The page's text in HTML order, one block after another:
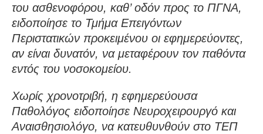
του ασθενοφόρου, καθ’ οδόν προς το ΠΓΝΑ,
ειδοποίησε το Τμήμα Επειγόντων
Περιστατικών προκειμένου οι εφημερεύοντες,
αν είναι δυνατόν, να μεταφέρουν τον παθόντα
εντός του νοσοκομείου.
Χωρίς χρονοτριβή, η εφημερεύουσα
Παθολόγος ειδοποίησε Νευροχειρουργό και
Αναισθησιολόγο, να κατευθυνθούν στο ΤΕΠ